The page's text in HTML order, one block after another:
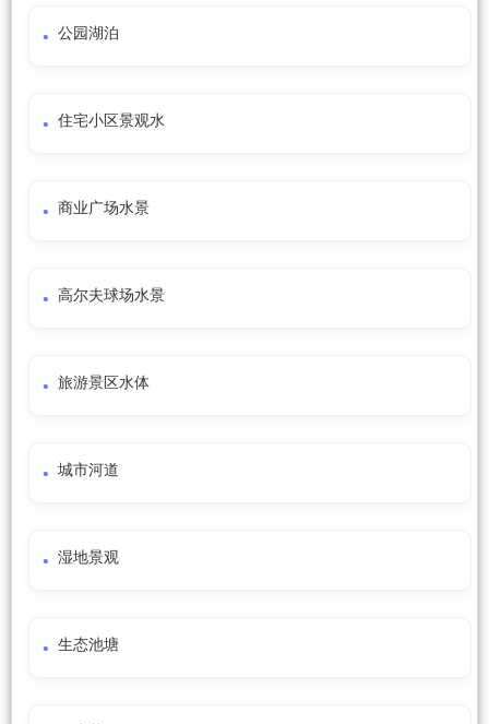
公园湖泊
住宅小区景观水
商业广场水景
高尔夫球场水景
旅游景区水体
城市河道
湿地景观
生态池塘